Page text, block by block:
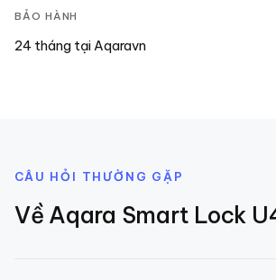
BẢO HÀNH
24 tháng tại Aqaravn
CÂU HỎI THƯỜNG GẶP
Về Aqara Smart Lock